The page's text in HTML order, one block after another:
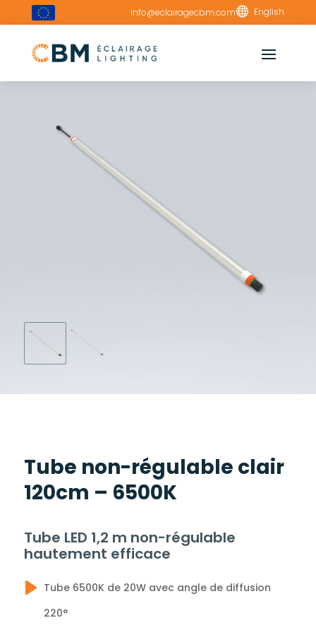
info@eclairagecbm.com English
Tube non-régulable clair
120cm – 6500K
Tube LED 1,2 m non-régulable
hautement efficace
Tube 6500K de 20W avec angle de diffusion
220°